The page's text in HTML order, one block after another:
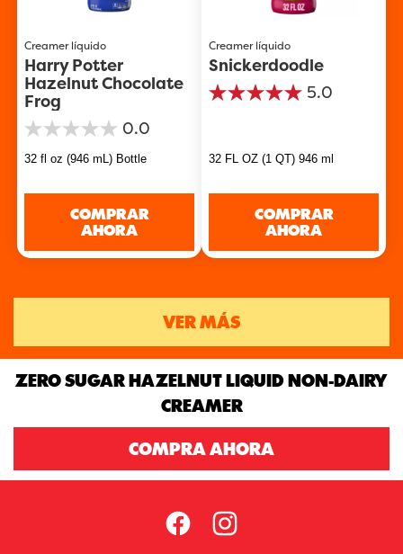
Creamer líquido
Harry Potter
Hazelnut Chocolate
Frog
0.0
0.0
5
32 fl oz (946 mL) Bottle
COMPRAR
AHORA
Creamer líquido
Snickerdoodle
5.0
5.0
1
32 FL OZ (1 QT) 946 ml
COMPRAR
AHORA
VER MÁS
ZERO SUGAR HAZELNUT LIQUID NON-DAIRY
CREAMER
COMPRA AHORA